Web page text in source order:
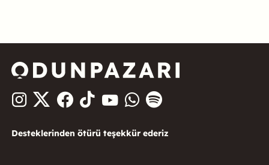
Desteklerinden ötürü teşekkür ederiz